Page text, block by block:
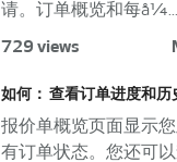
请。订单概览和每å¼...
729 views
如何： 查看订单进度和历
报价单概览页面显示
有订单状态。您还可